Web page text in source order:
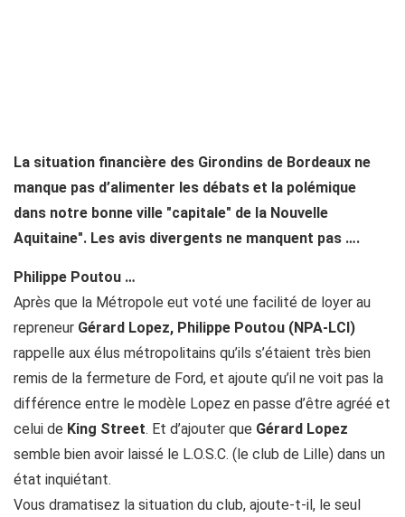
La situation financière des Girondins de Bordeaux ne
manque pas d’alimenter les débats et la polémique
dans notre bonne ville "capitale" de la Nouvelle
Aquitaine". Les avis divergents ne manquent pas ….
Philippe Poutou …
Après que la Métropole eut voté une facilité de loyer au
repreneur Gérard Lopez, Philippe Poutou (NPA-LCI)
rappelle aux élus métropolitains qu’ils s’étaient très bien
remis de la fermeture de Ford, et ajoute qu’il ne voit pas la
différence entre le modèle Lopez en passe d’être agréé et
celui de King Street. Et d’ajouter que Gérard Lopez
semble bien avoir laissé le L.O.S.C. (le club de Lille) dans un
état inquiétant.
Vous dramatisez la situation du club, ajoute-t-il, le seul